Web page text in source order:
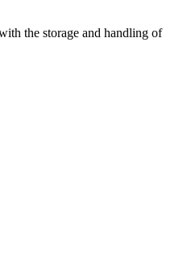
the storage and handling of